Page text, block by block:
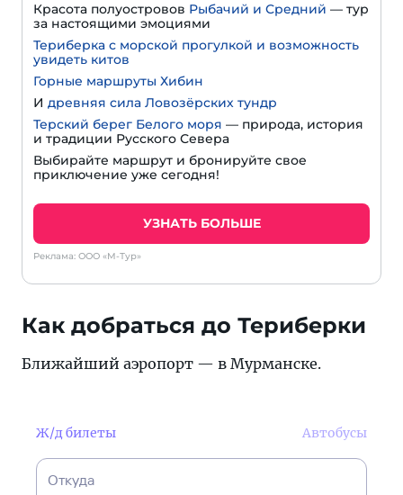
Красота полуостровов Рыбачий и Средний — тур
за настоящими эмоциями
Териберка с морской прогулкой и возможность
увидеть китов
Горные маршруты Хибин
И древняя сила Ловозёрских тундр
Терский берег Белого моря — природа, история
и традиции Русского Севера
Выбирайте маршрут и бронируйте свое
приключение уже сегодня!
УЗНАТЬ БОЛЬШЕ
Реклама: ООО «М-Тур»
Как добраться до Териберки
Ближайший аэропорт — в Мурманске.
Ж/д билеты Автобусы
Откуда